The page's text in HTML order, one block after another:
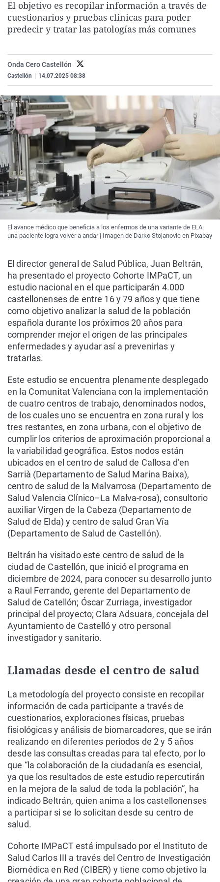
La rosa de los vientos
Gente viajera
Caso
Retornados
Extremadura
Galicia
Virales
Televisión
El objetivo es recopilar información a través de
cuestionarios y pruebas clínicas para poder
predecir y tratar las patologías más comunes
Onda Cero Castellón
Castellón 14.07.2025 08:38
El avance médico que beneficia a los enfermos de una variante de ELA:
una paciente logra volver a andar | Imagen de Darko Stojanovic en Pixabay
El director general de Salud Pública, Juan Beltrán,
ha presentado el proyecto Cohorte IMPaCT, un
estudio nacional en el que participarán 4.000
castellonenses de entre 16 y 79 años y que tiene
como objetivo analizar la salud de la población
española durante los próximos 20 años para
comprender mejor el origen de las principales
enfermedades y ayudar así a prevenirlas y
tratarlas.
Este estudio se encuentra plenamente desplegado
en la Comunitat Valenciana con la implementación
de cuatro centros de trabajo, denominados nodos,
de los cuales uno se encuentra en zona rural y los
tres restantes, en zona urbana, con el objetivo de
cumplir los criterios de aproximación proporcional a
la variabilidad geográfica. Estos nodos están
ubicados en el centro de salud de Callosa d’en
Sarrià (Departamento de Salud Marina Baixa),
centro de salud de la Malvarrosa (Departamento de
Salud Valencia Clínico–La Malva-rosa), consultorio
auxiliar Virgen de la Cabeza (Departamento de
Salud de Elda) y centro de salud Gran Vía
(Departamento de Salud de Castellón).
Beltrán ha visitado este centro de salud de la
ciudad de Castellón, que inició el programa en
diciembre de 2024, para conocer su desarrollo junto
a Raul Ferrando, gerente del Departamento de
Salud de Catellón; Óscar Zurriaga, investigador
principal del proyecto; Clara Adsuara, concejala del
Ayuntamiento de Castelló y otro personal
investigador y sanitario.
Llamadas desde el centro de salud
La metodología del proyecto consiste en recopilar
información de cada participante a través de
cuestionarios, exploraciones físicas, pruebas
fisiológicas y análisis de biomarcadores, que se irán
realizando en diferentes periodos de 2 y 5 años
desde las consultas creadas para tal efecto, por lo
que “la colaboración de la ciudadanía es esencial,
ya que los resultados de este estudio repercutirán
en la mejora de la salud de toda la población”, ha
indicado Beltrán, quien anima a los castellonenses
a participar si se lo solicitan desde su centro de
salud.
Cohorte IMPaCT está impulsado por el Instituto de
Salud Carlos III a través del Centro de Investigación
Biomédica en Red (CIBER) y tiene como objetivo la